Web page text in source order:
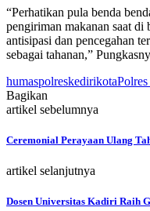
“Perhatikan pula benda
pengiriman makanan saat di
antisipasi dan pencegahan
sebagai tahanan,”
humaspolreskedirikota
Bagikan
artikel sebelumnya
Ceremonial Perayaan Ulang
artikel selanjutnya
Dosen Universitas Kadiri Raih